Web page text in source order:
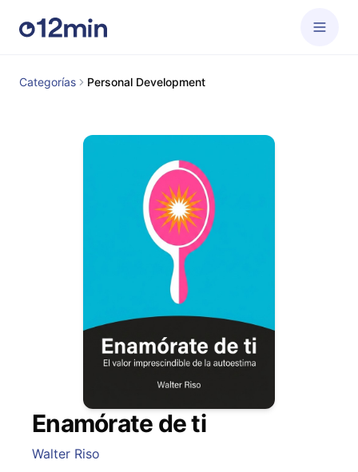
Categorías Personal Development
Enamórate de ti
Walter Riso